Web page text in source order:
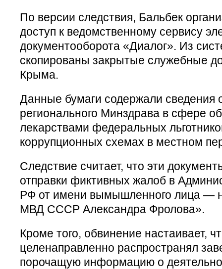
По версии следствия, Бальбек
доступ к ведомственному сервису
документооборота «Диалог». Из
скопированы закрытые служебные
Крыма.
Данные бумаги содержали сведения
регионального Минздрава в сфере
лекарствами федеральных
коррупционных схемах в местном
Следствие считает, что эти
отправки фиктивных жалоб в
РФ от имени вымышленного лица —
МВД СССР Александра Фролова».
Кроме того, обвинение настаивает,
целенаправленно распространял
порочащую информацию о